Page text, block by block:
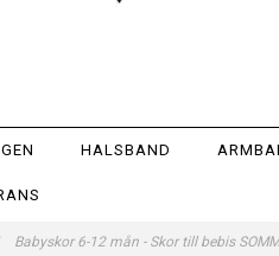
HALSBAND
Babyskor 6-12 mån - Skor till bebis